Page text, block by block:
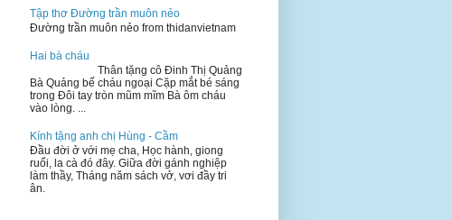
Tập thơ Đường trần muôn nẻo
Đường trần muôn nẻo from thidanvietnam
Hai bà cháu
Thân tặng cô Đinh Thị Quảng
Bà Quảng bế cháu ngoại Cặp mắt bé sáng
trong Đôi tay tròn mũm mĩm Bà ôm cháu
vào lòng. ...
Kính tặng anh chị Hùng - Cầm
Đầu đời ở với mẹ cha, Học hành, giong
ruổi, la cà đó đây. Giữa đời gánh nghiệp
làm thầy, Tháng năm sách vở, vơi đầy tri
ân.